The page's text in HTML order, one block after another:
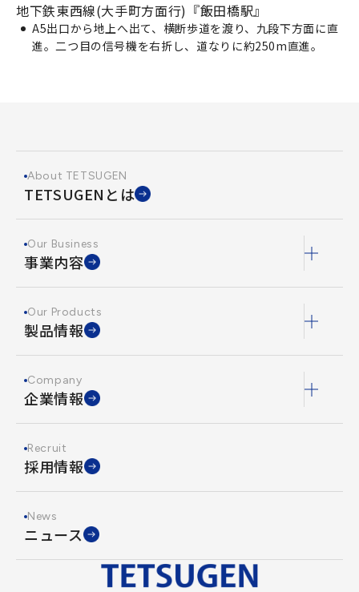
地下鉄東西線(大手町方面行)『飯田橋駅』
A5出口から地上へ出て、横断歩道を渡り、九段下方面に直
進。二つ目の信号機を右折し、道なりに約250m直進。
About TETSUGEN
TETSUGENとは
Our Business
事業内容
Our Products
製品情報
Company
企業情報
Recruit
採用情報
News
ニュース